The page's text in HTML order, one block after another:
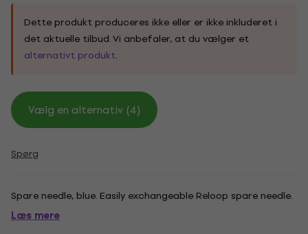
Dette produkt produceres ikke eller er ikke inkluderet i
det aktuelle tilbud. Vi anbefaler, at du vælger et
alternativt produkt.
Vælg en alternativ (4)
Spørg
Spare needle, blue. Easily exchangeable Reloop spare needle.
Læs mere